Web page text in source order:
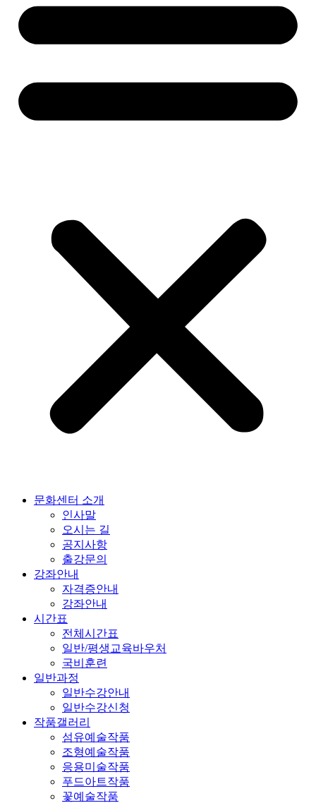
문화센터 소개
인사말
오시는 길
공지사항
출강문의
강좌안내
자격증안내
강좌안내
시간표
전체시간표
일반/평생교육바우처
국비훈련
일반과정
일반수강안내
일반수강신청
작품갤러리
섬유예술작품
조형예술작품
응용미술작품
푸드아트작품
꽃예술작품